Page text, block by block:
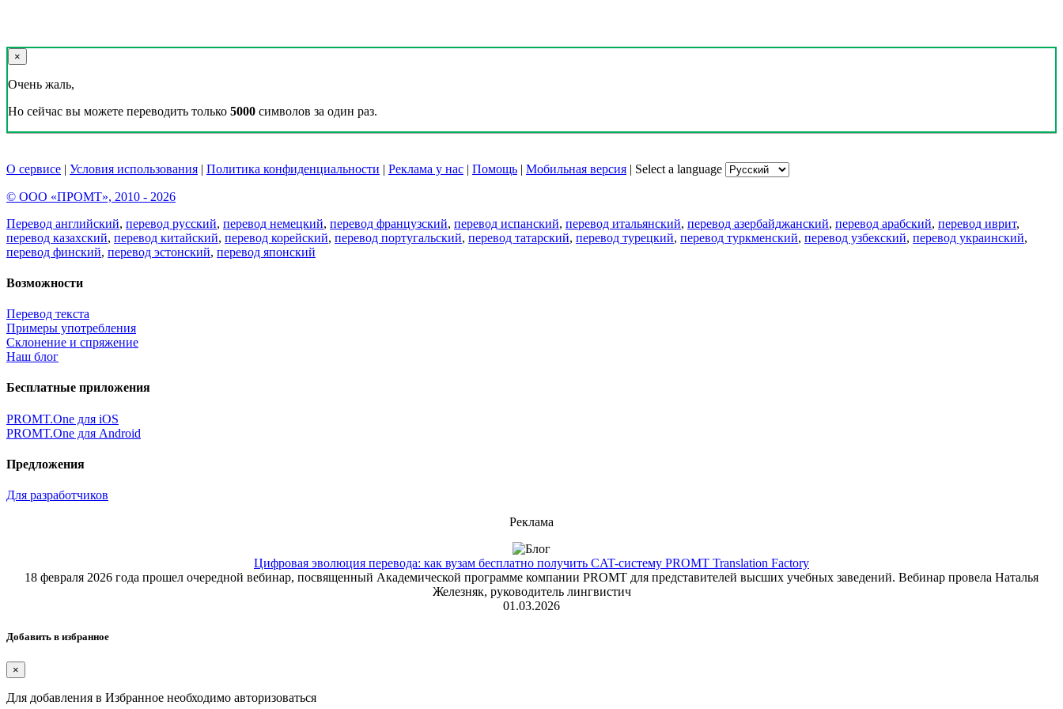
×
Очень жаль,
Но сейчас вы можете переводить только 5000 символов за один раз.
О сервисе | Условия использования | Политика конфиденциальности | Реклама у нас | Помощь | Мобильная версия | Select a language
© ООО «ПРОМТ», 2010 - 2026
Перевод английский, перевод русский, перевод немецкий, перевод французский, перевод испанский, перевод итальянский, перевод азербайджанский, перевод арабский, перевод иврит,
перевод казахский, перевод китайский, перевод корейский, перевод португальский, перевод татарский, перевод турецкий, перевод туркменский, перевод узбекский, перевод украинский,
перевод финский, перевод эстонский, перевод японский
Возможности
Перевод текста
Примеры употребления
Склонение и спряжение
Наш блог
Бесплатные приложения
PROMT.One для iOS
PROMT.One для Android
Предложения
Для разработчиков
Реклама
Цифровая эволюция перевода: как вузам бесплатно получить CAT-систему PROMT Translation Factory
18 февраля 2026 года прошел очередной вебинар, посвященный Академической программе компании PROMT для представителей высших учебных заведений. Вебинар провела Наталья
Железняк, руководитель лингвистич
01.03.2026
Добавить в избранное
×
Для добавления в Избранное необходимо авторизоваться